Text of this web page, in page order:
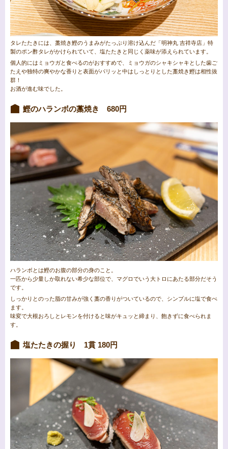
タレたたきには、藁焼き鰹のうまみがたっぷり溶け込んだ「明神丸 吉祥寺店」特
製のポン酢タレがかけられていて、塩たたきと同じく薬味が添えられています。
個人的にはミョウガと食べるのがおすすめで、ミョウガのシャキシャキとした歯ご
たえや独特の爽やかな香りと表面がパリッと中はしっとりとした藁焼き鰹は相性抜
群！
お酒が進む味でした。
鰹のハランボの藁焼き 680円
ハランボとは鰹のお腹の部分の身のこと。
一匹から少量しか取れない希少な部位で、マグロでいう大トロにあたる部分だそう
です。
しっかりとのった脂の甘みが強く藁の香りがついているので、シンプルに塩で食べ
ます。
味変で大根おろしとレモンを付けると味がキュッと締まり、飽きずに食べられま
す。
塩たたきの握り 1貫 180円